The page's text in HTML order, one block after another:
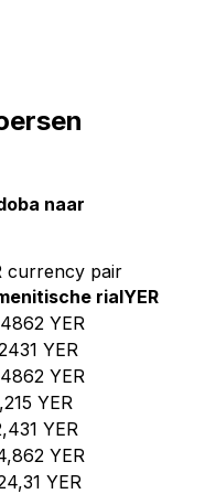
naar
currency pair
rialYER
YER
YER
YER
YER
YER
YER
YER